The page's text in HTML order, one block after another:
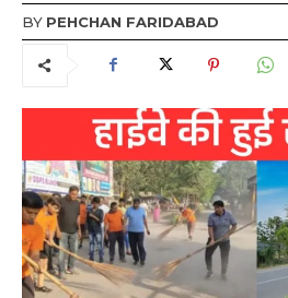
BY PEHCHAN FARIDABAD